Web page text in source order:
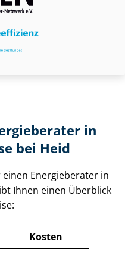
in
bei Heid
Energieberater in
Ihnen einen Überblick
Kosten